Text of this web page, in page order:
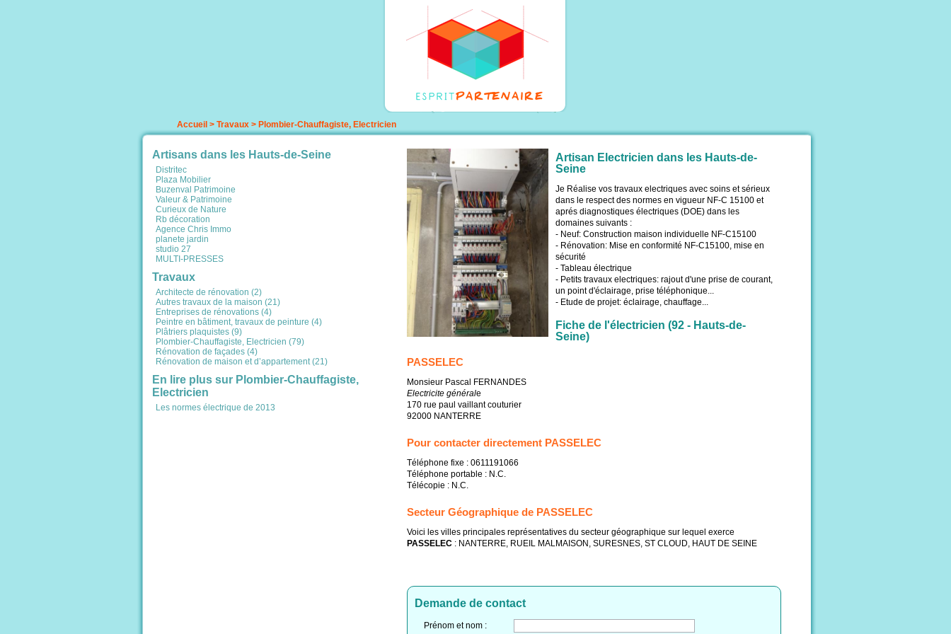
Accueil > Travaux > Plombier-Chauffagiste, Electricien
Artisans dans les Hauts-de-Seine
Distritec
Plaza Mobilier
Buzenval Patrimoine
Valeur & Patrimoine
Curieux de Nature
Rb décoration
Agence Chris Immo
planete jardin
studio 27
MULTI-PRESSES
Travaux
Architecte de rénovation (2)
Autres travaux de la maison (21)
Entreprises de rénovations (4)
Peintre en bâtiment, travaux de peinture (4)
Plâtriers plaquistes (9)
Plombier-Chauffagiste, Electricien (79)
Rénovation de façades (4)
Rénovation de maison et d’appartement (21)
En lire plus sur Plombier-Chauffagiste,
Electricien
Les normes électrique de 2013
Artisan Electricien dans les Hauts-de-
Seine
Je Réalise vos travaux electriques avec soins et sérieux
dans le respect des normes en vigueur NF-C 15100 et
aprés diagnostiques électriques (DOE) dans les
domaines suivants :
- Neuf: Construction maison individuelle NF-C15100
- Rénovation: Mise en conformité NF-C15100, mise en
sécurité
- Tableau électrique
- Petits travaux electriques: rajout d'une prise de courant,
un point d'éclairage, prise téléphonique...
- Etude de projet: éclairage, chauffage...
Fiche de l'électricien (92 - Hauts-de-
Seine)
PASSELEC
Monsieur Pascal FERNANDES
Electricite générale
170 rue paul vaillant couturier
92000 NANTERRE
Pour contacter directement PASSELEC
Téléphone fixe : 0611191066
Téléphone portable : N.C.
Télécopie : N.C.
Secteur Géographique de PASSELEC
Voici les villes principales représentatives du secteur géographique sur lequel exerce
PASSELEC : NANTERRE, RUEIL MALMAISON, SURESNES, ST CLOUD, HAUT DE SEINE
Demande de contact
Prénom et nom :